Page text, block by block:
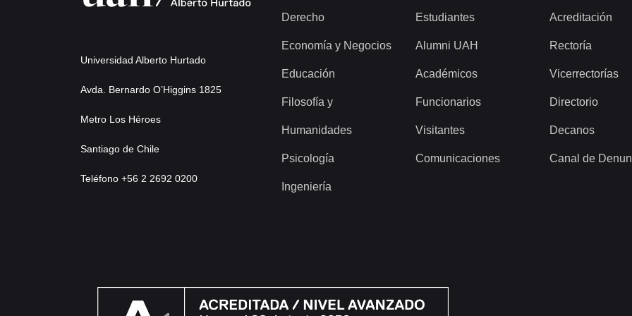
Universidad Alberto Hurtado
Avda. Bernardo O’Higgins 1825
Metro Los Héroes
Santiago de Chile
Teléfono +56 2 2692 0200
Derecho
Economía y Negocios
Educación
Filosofía y
Humanidades
Psicología
Ingeniería
Estudiantes
Alumni UAH
Académicos
Funcionarios
Visitantes
Comunicaciones
Acreditación
Rectoría
Vicerrectorías
Directorio
Decanos
Canal de